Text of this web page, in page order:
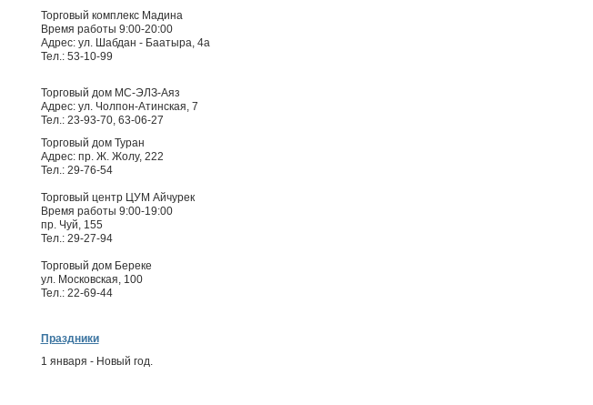
Торговый комплекс Мадина
Время работы 9:00-20:00
Адрес: ул. Шабдан - Баатыра, 4а
Тел.: 53-10-99
Торговый дом МС-ЭЛЗ-Аяз
Адрес: ул. Чолпон-Атинская, 7
Тел.: 23-93-70, 63-06-27
Торговый дом Туран
Адрес: пр. Ж. Жолу, 222
Тел.: 29-76-54
Торговый центр ЦУМ Айчурек
Время работы 9:00-19:00
пр. Чуй, 155
Тел.: 29-27-94
Торговый дом Береке
ул. Московская, 100
Тел.: 22-69-44
Праздники
1 января - Новый год.